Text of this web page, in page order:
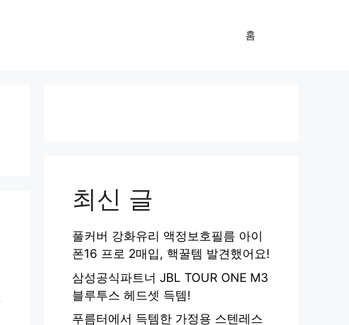
홈
최신 글
풀커버 강화유리 액정보호필름 아이
폰16 프로 2매입, 핵꿀템 발견했어요!
삼성공식파트너 JBL TOUR ONE M3
블루투스 헤드셋 득템!
푸름터에서 득템한 가정용 스텐레스